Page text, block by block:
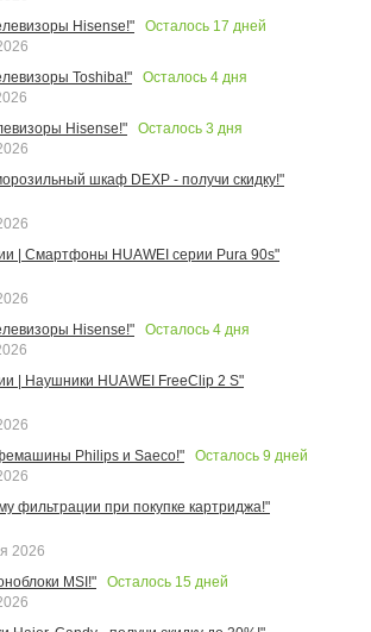
Hisense!"
Осталось 17 дней
Toshiba!"
Осталось 4 дня
Hisense!"
Осталось 3 дня
шкаф DEXP - получи скидку!"
| Смартфоны HUAWEI серии Pura 90s"
Hisense!"
Осталось 4 дня
| Наушники HUAWEI FreeClip 2 S"
Philips и Saeco!"
Осталось 9 дней
фильтрации при покупке картриджа!"
2026
MSI!"
Осталось 15 дней